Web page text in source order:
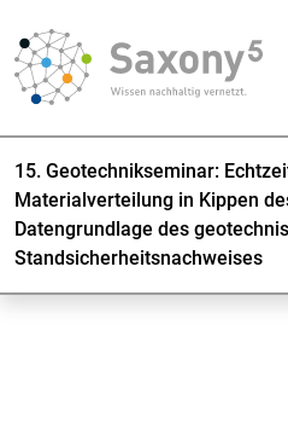
15. Geotechnikseminar:
Materialverteilung in Kippen
Datengrundlage des
Standsicherheitsnachweises